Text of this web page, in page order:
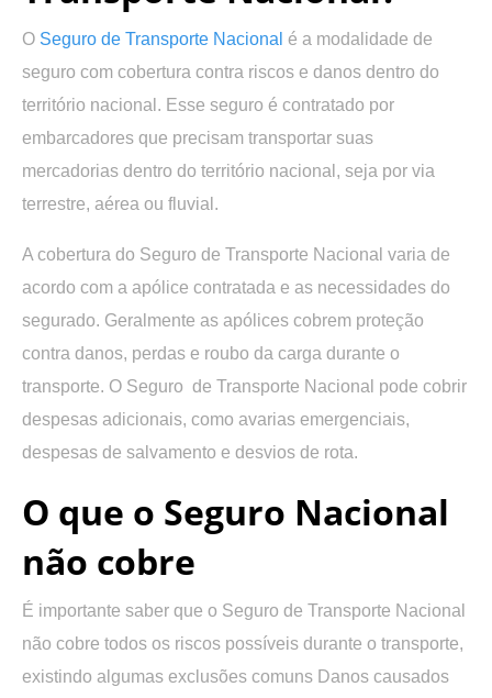
O Seguro de Transporte Nacional é a modalidade de
seguro com cobertura contra riscos e danos dentro do
território nacional. Esse seguro é contratado por
embarcadores que precisam transportar suas
mercadorias dentro do território nacional, seja por via
terrestre, aérea ou fluvial.
A cobertura do Seguro de Transporte Nacional varia de
acordo com a apólice contratada e as necessidades do
segurado. Geralmente as apólices cobrem proteção
contra danos, perdas e roubo da carga durante o
transporte. O Seguro de Transporte Nacional pode cobrir
despesas adicionais, como avarias emergenciais,
despesas de salvamento e desvios de rota.
O que o Seguro Nacional
não cobre
É importante saber que o Seguro de Transporte Nacional
não cobre todos os riscos possíveis durante o transporte,
existindo algumas exclusões comuns Danos causados